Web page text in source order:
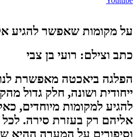
על מקומות שאפשר להגיע
כתב וצילם: רועי בן צבי
הפלגה ביאכטה מאפשרת לנו
ייחודית ושונה, חלק גדול
להגיע למקומות מיוחדים,
אליהם רק בעזרת סירה. לכל
וסיפורים על המערה ההיא